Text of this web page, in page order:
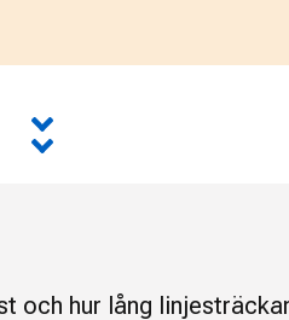
och hur lång